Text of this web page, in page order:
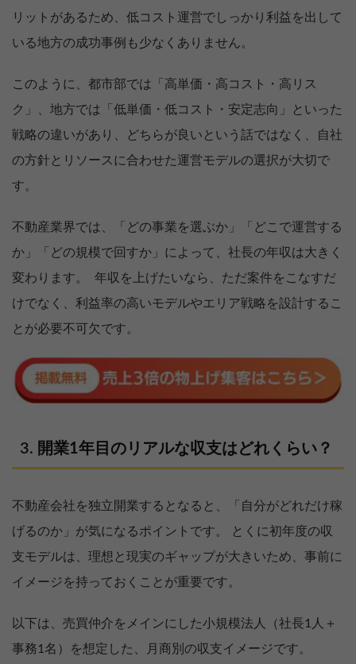
リットがあるため、低コスト運営でしっかり利益を出して
いる地方の成功事例も少なくありません。
このように、都市部では「高単価・高コスト・高リス
ク」、地方では「低単価・低コスト・安定志向」といった
戦略の違いがあり、どちらが良いという話ではなく、自社
の方針とリソースに合わせた運営モデルの選択が大切で
す。
不動産業界では、「どの事業を選ぶか」「どこで運営する
か」「どの規模で回すか」によって、社長の年収は大きく
変わります。 年収を上げたいなら、ただ案件をこなすだ
けでなく、利益率の高いモデルやエリア戦略を設計するこ
とが必要不可欠です。
開業1年目のリアルな収支はどれくらい？
不動産会社を独立開業するとなると、「自分がどれだけ稼
げるのか」が気になるポイントです。 とくに初年度の収
支モデルは、理想と現実のギャップが大きいため、事前に
イメージを持っておくことが重要です。
以下は、売買仲介をメインにした小規模法人（社長1人＋
事務1名）を想定した、月商別の収支イメージです。